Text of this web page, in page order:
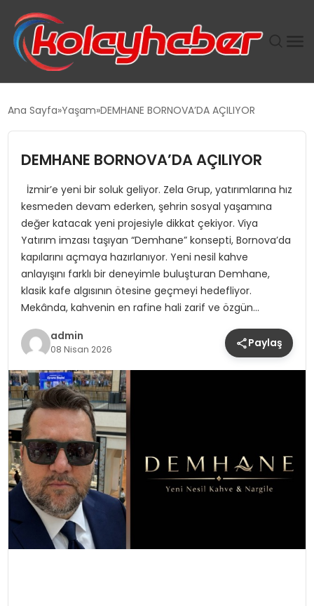
GÜCÜNÜBÜYÜTÜYOR
TANYER YAPI ZEMIN MÜHENDISLIĞINDE HEDEF
BÜYÜTTÜ
TOROSLAR’DA PAZAR GERGİNLİĞİ!
Ana Sayfa Yaşam DEMHANE BORNOVA’DA AÇILIYOR
DEMHANE BORNOVA’DA AÇILIYOR
İzmir’e yeni bir soluk geliyor. Zela Grup, yatırımlarına hız
kesmeden devam ederken, şehrin sosyal yaşamına
değer katacak yeni projesiyle dikkat çekiyor. Viya
Yatırım imzası taşıyan “Demhane” konsepti, Bornova’da
kapılarını açmaya hazırlanıyor. Yeni nesil kahve
anlayışını farklı bir deneyimle buluşturan Demhane,
klasik kafe algısının ötesine geçmeyi hedefliyor.
Mekânda, kahvenin en rafine hali zarif ve özgün…
admin
08 Nisan 2026 Paylaş